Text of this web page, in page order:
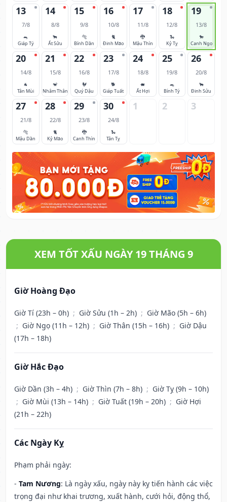
13
7/8
🐀
Giáp Tý
14
8/8
🐂
Ất Sửu
15
9/8
🐅
Bính Dần
16
10/8
🐈
Đinh Mão
17
11/8
🐉
Mậu Thìn
18
12/8
🐍
Kỷ Tỵ
19
13/8
🐎
Canh Ngọ
20
14/8
🐐
Tân Mùi
21
15/8
🐒
Nhâm Thân
22
16/8
🐓
Quý Dậu
23
17/8
🐕
Giáp Tuất
24
18/8
🐖
Ất Hợi
25
19/8
🐀
Bính Tý
26
20/8
🐂
Đinh Sửu
27
21/8
🐅
Mậu Dần
28
22/8
🐈
Kỷ Mão
29
23/8
🐉
Canh Thìn
30
24/8
🐍
Tân Tỵ
1 2 3
XEM TỐT XẤU NGÀY 19 THÁNG 9
Giờ Hoàng Đạo
Giờ Tí (23h – 0h) ; Giờ Sửu (1h – 2h) ; Giờ Mão (5h – 6h)
; Giờ Ngọ (11h – 12h) ; Giờ Thân (15h – 16h) ; Giờ Dậu
(17h – 18h)
Giờ Hắc Đạo
Giờ Dần (3h – 4h) ; Giờ Thìn (7h – 8h) ; Giờ Tỵ (9h – 10h)
; Giờ Mùi (13h – 14h) ; Giờ Tuất (19h – 20h) ; Giờ Hợi
(21h – 22h)
Các Ngày Kỵ
Phạm phải ngày:
- Tam Nương: Là ngày xấu, ngày này kỵ tiến hành các việc
trọng đại như khai trương, xuất hành, cưới hỏi, động thổ,